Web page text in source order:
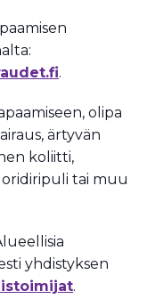
.
olipa
ärtyvän
koliitti,
tai muu
yhdistyksen
.